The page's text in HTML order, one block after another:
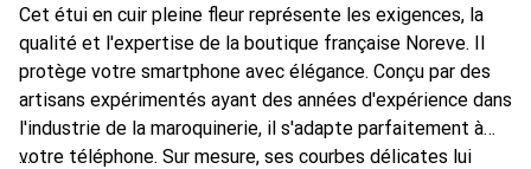
Cet étui en cuir pleine fleur représente les exigences, la
qualité et l'expertise de la boutique française Noreve. Il
protège votre smartphone avec élégance. Conçu par des
artisans expérimentés ayant des années d'expérience dans
l'industrie de la maroquinerie, il s'adapte parfaitement à
votre téléphone. Sur mesure, ses courbes délicates lui